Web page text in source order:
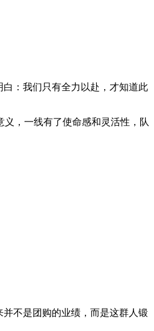
：我们只有全力以赴，才知道此
，一线有了使命感和灵活性，队
不是团购的业绩，而是这群人锻